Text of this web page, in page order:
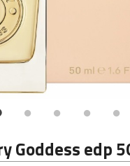
Goddess edp